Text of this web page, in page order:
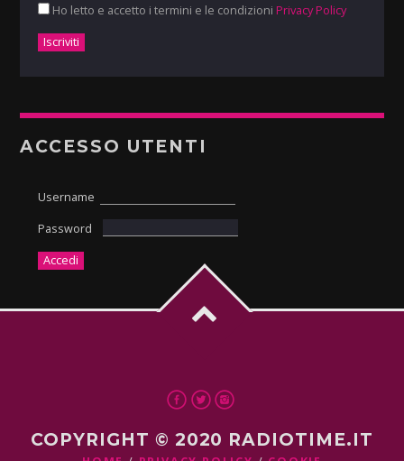
Ho letto e accetto i termini e le condizioni Privacy Policy
ACCESSO UTENTI
Username
Password
COPYRIGHT © 2020 RADIOTIME.IT